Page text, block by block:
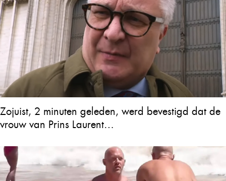
Zojuist, 2 minuten geleden, werd bevestigd dat de
vrouw van Prins Laurent…